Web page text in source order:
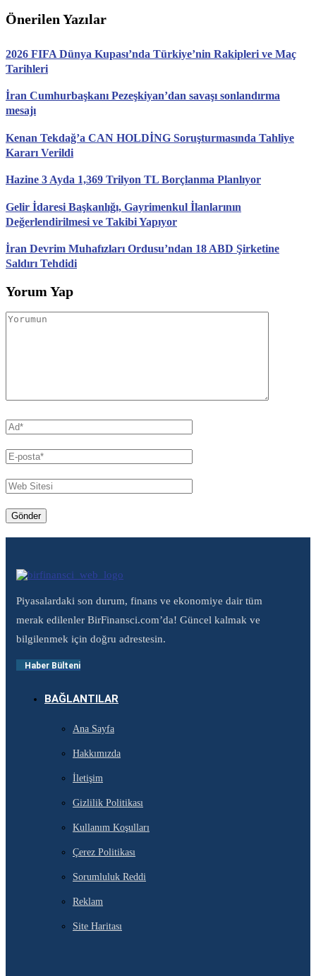
Önerilen Yazılar
2026 FIFA Dünya Kupası’nda Türkiye’nin Rakipleri ve Maç
Tarihleri
İran Cumhurbaşkanı Pezeşkiyan’dan savaşı sonlandırma
mesajı
Kenan Tekdağ’a CAN HOLDİNG Soruşturmasında Tahliye
Kararı Verildi
Hazine 3 Ayda 1,369 Trilyon TL Borçlanma Planlıyor
Gelir İdaresi Başkanlığı, Gayrimenkul İlanlarının
Değerlendirilmesi ve Takibi Yapıyor
İran Devrim Muhafızları Ordusu’ndan 18 ABD Şirketine
Saldırı Tehdidi
Yorum Yap
Piyasalardaki son durum, finans ve ekonomiye dair tüm
merak edilenler BirFinansci.com’da! Güncel kalmak ve
bilgilenmek için doğru adrestesin.
Haber Bülteni
BAĞLANTILAR
Ana Sayfa
Hakkımızda
İletişim
Gizlilik Politikası
Kullanım Koşulları
Çerez Politikası
Sorumluluk Reddi
Reklam
Site Haritası